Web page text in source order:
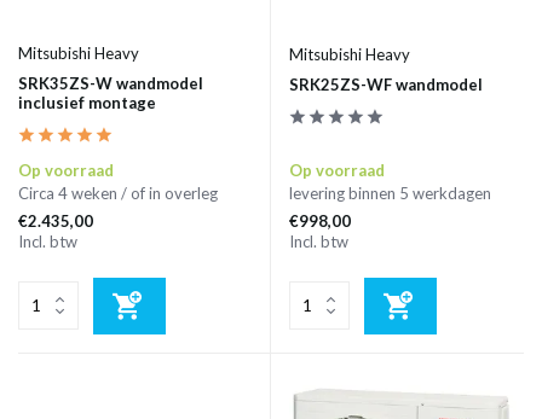
Mitsubishi Heavy
SRK35ZS-W wandmodel
inclusief montage
Op voorraad
Circa 4 weken / of in overleg
€2.435,00
Incl. btw
Mitsubishi Heavy
SRK25ZS-WF wandmodel
Op voorraad
levering binnen 5 werkdagen
€998,00
Incl. btw